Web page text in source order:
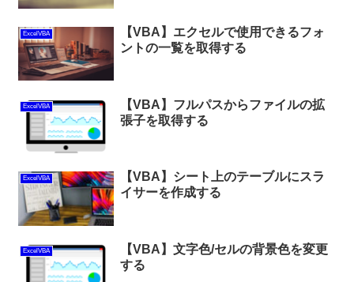
ExcelVBA
【VBA】エクセルで使用できるフォ
ントの一覧を取得する
ExcelVBA
【VBA】フルパスからファイルの拡
張子を取得する
ExcelVBA
【VBA】シート上のテーブルにスラ
イサーを作成する
ExcelVBA
【VBA】文字色/セルの背景色を変更
する